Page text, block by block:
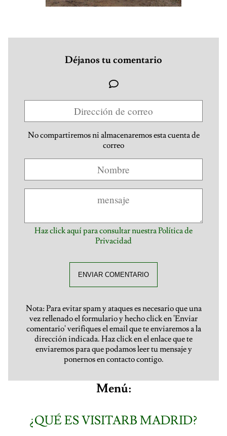
Déjanos tu comentario
No compartiremos ni almacenaremos esta cuenta de
correo
Haz click aquí para consultar nuestra Política de
Privacidad
ENVIAR COMENTARIO
Nota: Para evitar spam y ataques es necesario que una
vez rellenado el formulario y hecho click en 'Enviar
comentario' verifiques el email que te enviaremos a la
dirección indicada. Haz click en el enlace que te
enviaremos para que podamos leer tu mensaje y
ponernos en contacto contigo.
Menú:
¿QUÉ ES VISITARB MADRID?